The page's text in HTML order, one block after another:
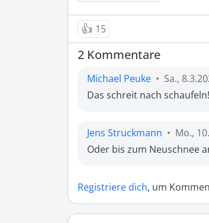
👍 15
2 Kommentare
Michael Peuke • Sa.,
Das schreit nach
Jens Struckmann • Mo.,
Oder bis zum Neuschnee
Registriere dich, um